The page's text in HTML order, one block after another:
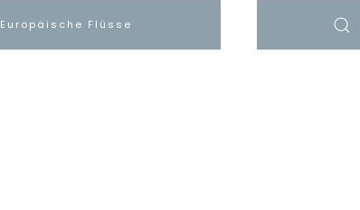
Europäische Flüsse